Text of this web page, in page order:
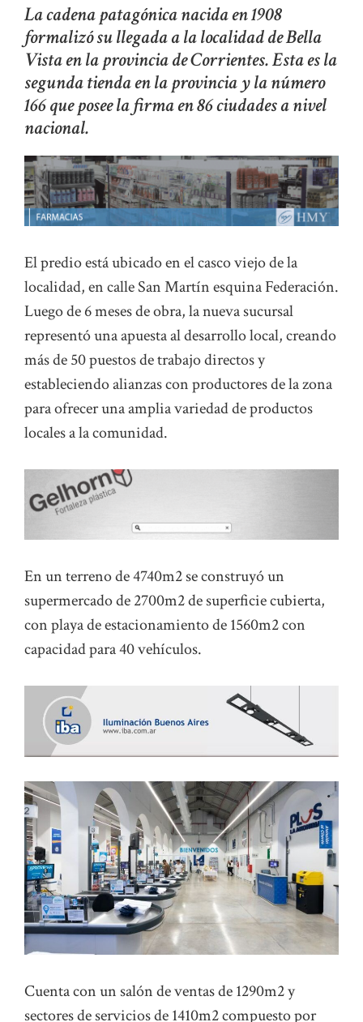
La cadena patagónica nacida en 1908
formalizó su llegada a la localidad de Bella
Vista en la provincia de Corrientes. Esta es la
segunda tienda en la provincia y la número
166 que posee la firma en 86 ciudades a nivel
nacional.
El predio está ubicado en el casco viejo de la
localidad, en calle San Martín esquina Federación.
Luego de 6 meses de obra, la nueva sucursal
representó una apuesta al desarrollo local, creando
más de 50 puestos de trabajo directos y
estableciendo alianzas con productores de la zona
para ofrecer una amplia variedad de productos
locales a la comunidad.
En un terreno de 4740m2 se construyó un
supermercado de 2700m2 de superficie cubierta,
con playa de estacionamiento de 1560m2 con
capacidad para 40 vehículos.
Cuenta con un salón de ventas de 1290m2 y
sectores de servicios de 1410m2 compuesto por